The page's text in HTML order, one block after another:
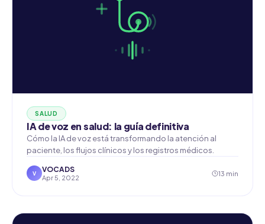
SALUD
IA de voz en salud: la guía definitiva
Cómo la IA de voz está transformando la atención al
paciente, los flujos clínicos y los registros médicos.
V VOCADS
Apr 5, 2022
13 min